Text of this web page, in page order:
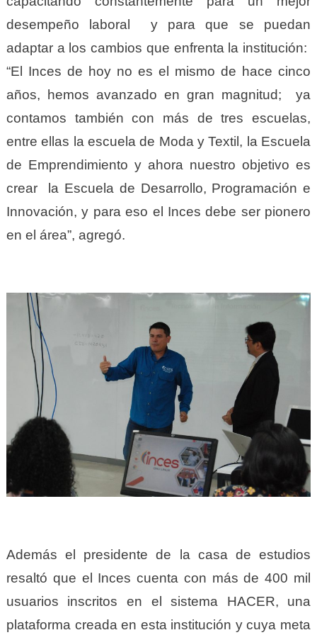
desempeño laboral y para que se puedan
adaptar a los cambios que enfrenta la institución:
“El Inces de hoy no es el mismo de hace cinco
años, hemos avanzado en gran magnitud; ya
contamos también con más de tres escuelas,
entre ellas la escuela de Moda y Textil, la Escuela
de Emprendimiento y ahora nuestro objetivo es
crear la Escuela de Desarrollo, Programación e
Innovación, y para eso el Inces debe ser pionero
en el área”, agregó.
Además el presidente de la casa de estudios
resaltó que el Inces cuenta con más de 400 mil
usuarios inscritos en el sistema HACER, una
plataforma creada en esta institución y cuya meta